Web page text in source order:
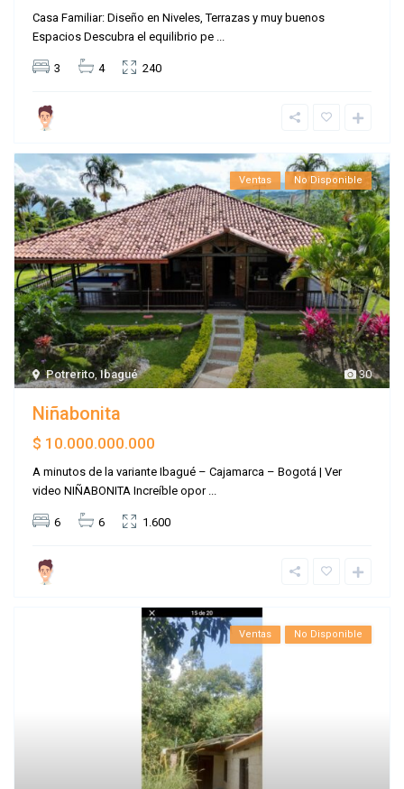
Casa Familiar: Diseño en Niveles, Terrazas y muy buenos
Espacios Descubra el equilibrio pe ...
3 4 240
30
Potrerito ,Ibagué
Ventas No Disponible
Niñabonita
$ 10.000.000.000
A minutos de la variante Ibagué – Cajamarca – Bogotá | Ver
video NIÑABONITA Increíble opor
6 6 1.600
Ventas No Disponible